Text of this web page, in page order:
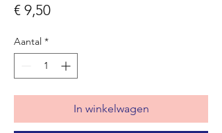
€ 9,50Prijs
Aantal *
In winkelwagen